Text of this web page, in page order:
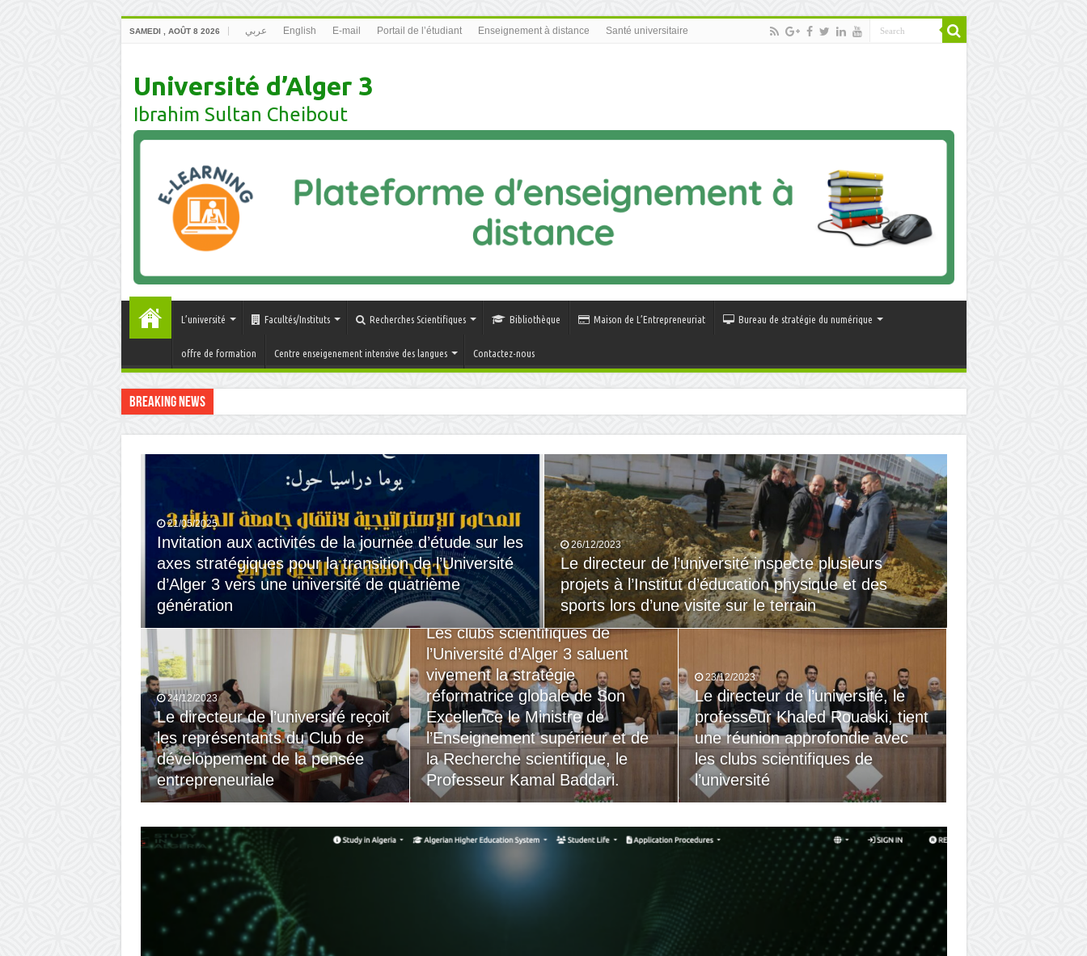
SAMEDI , AOÛT 8 2026 عربي English E-mail Portail de l’étudiant Enseignement à distance Santé universitaire
Université d’Alger 3
Ibrahim Sultan Cheibout
L’université Facultés/Instituts Recherches Scientifiques Bibliothèque Maison de L’Entrepreneuriat Bureau de stratégie du numérique
offre de formation Centre enseigenement intensive des langues Contactez-nous
Breaking News
21/05/2025
Invitation aux activités de la journée d’étude sur les
axes stratégiques pour la transition de l’Université
d’Alger 3 vers une université de quatrième
génération
26/12/2023
Le directeur de l’université inspecte plusieurs
projets à l’Institut d’éducation physique et des
sports lors d’une visite sur le terrain
24/12/2023
Le directeur de l’université reçoit
les représentants du Club de
développement de la pensée
entrepreneuriale
24/12/2023
Les clubs scientifiques de
l’Université d’Alger 3 saluent
vivement la stratégie
réformatrice globale de Son
Excellence le Ministre de
l’Enseignement supérieur et de
la Recherche scientifique, le
Professeur Kamal Baddari.
23/12/2023
Le directeur de l’université, le
professeur Khaled Rouaski, tient
une réunion approfondie avec
les clubs scientifiques de
l’université